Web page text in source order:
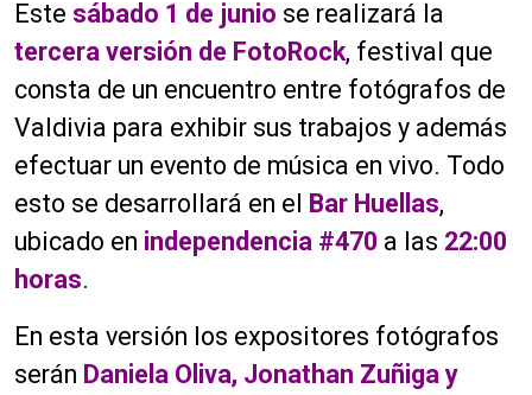
Este sábado 1 de junio se realizará la
tercera versión de FotoRock, festival que
consta de un encuentro entre fotógrafos de
Valdivia para exhibir sus trabajos y además
efectuar un evento de música en vivo. Todo
esto se desarrollará en el Bar Huellas,
ubicado en independencia #470 a las 22:00
horas.
En esta versión los expositores fotógrafos
serán Daniela Oliva, Jonathan Zuñiga y